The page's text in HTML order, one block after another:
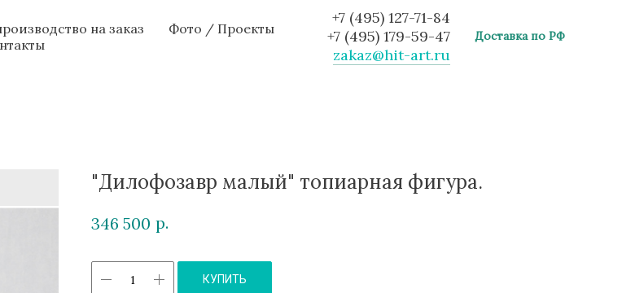
на заказ
Фото / Проекты
+7 (495) 127-71-84
+7 (495) 179-59-47
zakaz@hit-art.ru
Доставка по РФ
"Дилофозавр малый" топиарная фигура.
346 500 р.
КУПИТЬ